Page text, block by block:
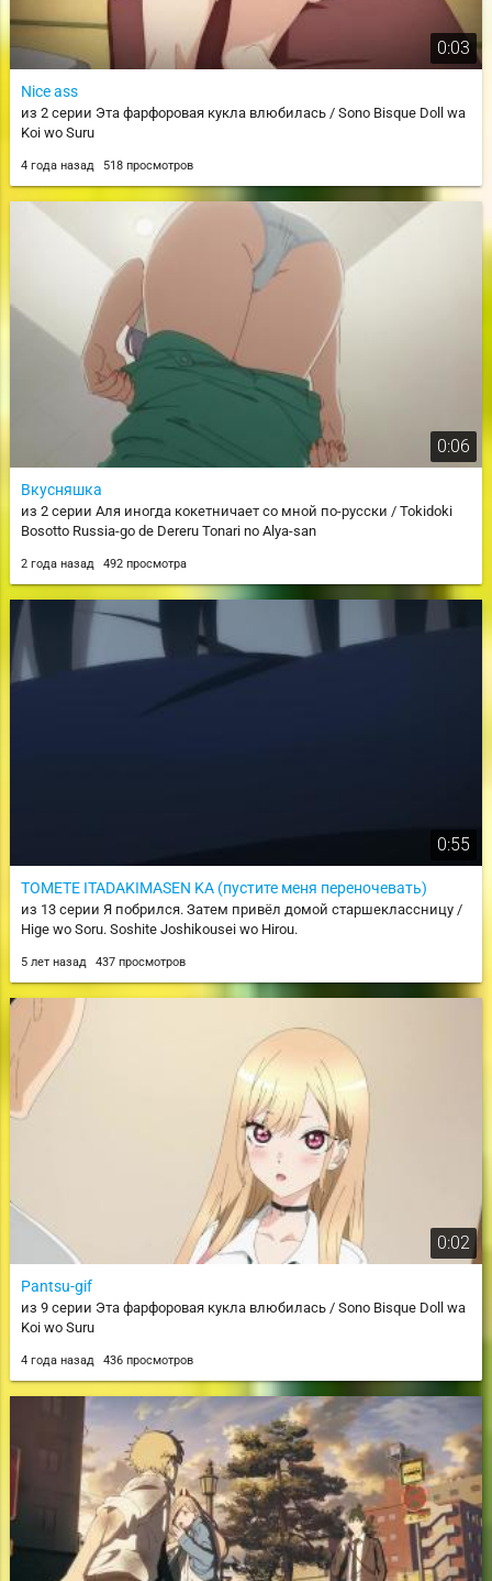
0:03
Nice ass
из 2 серии Эта фарфоровая кукла влюбилась / Sono Bisque Doll wa
Koi wo Suru
4 года назад 518 просмотров
0:06
Вкусняшка
из 2 серии Аля иногда кокетничает со мной по-русски / Tokidoki
Bosotto Russia-go de Dereru Tonari no Alya-san
2 года назад 492 просмотра
0:55
TOMETE ITADAKIMASEN KA (пустите меня переночевать)
из 13 серии Я побрился. Затем привёл домой старшеклассницу /
Hige wo Soru. Soshite Joshikousei wo Hirou.
5 лет назад 437 просмотров
0:02
Pantsu-gif
из 9 серии Эта фарфоровая кукла влюбилась / Sono Bisque Doll wa
Koi wo Suru
4 года назад 436 просмотров